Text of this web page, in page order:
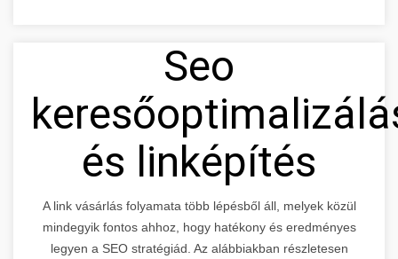
Seo
és linképítés
A link vásárlás folyamata több lépésből áll, melyek közül
mindegyik fontos ahhoz, hogy hatékony és eredményes
legyen a SEO stratégiád. Az alábbiakban részletesen